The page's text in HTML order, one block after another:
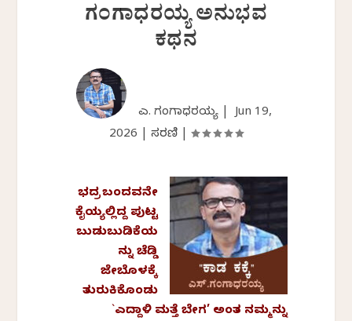
ಗಂಗಾಧರಯ್ಯ ಅನುಭವ
ಕಥನ
ಎಸ್. ಗಂಗಾಧರಯ್ಯ |Jun 19,
2026
ಸರಣಿ
ಭದ್ರ ಬಂದವನೇ
ಕೈಯ್ಯಲ್ಲಿದ್ದ ಪುಟ್ಟ
ಬುಡುಬುಡಿಕೆಯ
ನ್ನು ಚೆಡ್ಡಿ
ಜೇಬೊಳಕ್ಕೆ
ತುರುಕಿಕೊಂಡು
`ಎದ್ದಾಳಿ ಮತ್ತೆ ಬೇಗ’ ಅಂತ ನಮ್ಮನ್ನು